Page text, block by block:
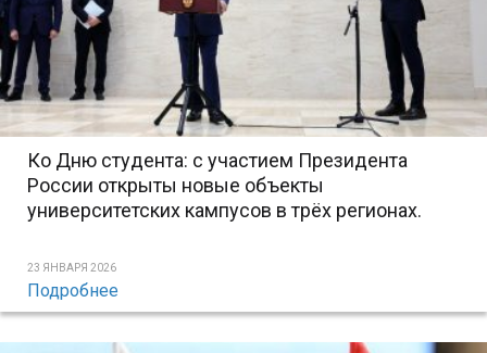
Ко Дню студента: с участием Президента
России открыты новые объекты
университетских кампусов в трёх регионах.
23 ЯНВАРЯ 2026
Подробнее